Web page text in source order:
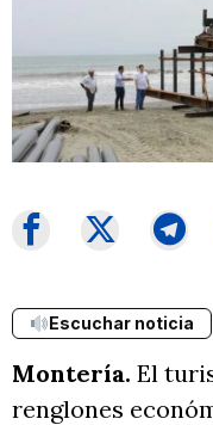
Escuchar noticia
Montería. El
renglones